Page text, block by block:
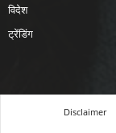
विदेश
ट्रेंडिंग
Disclaimer